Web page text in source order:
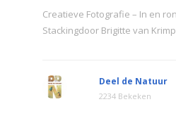
Creatieve Fotografie – In en
Stackingdoor Brigitte van
Deel de Natuur
2234 Bekeken